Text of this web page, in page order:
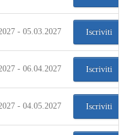
- 05.03.2027 Iscriviti
- 06.04.2027 Iscriviti
- 04.05.2027 Iscriviti